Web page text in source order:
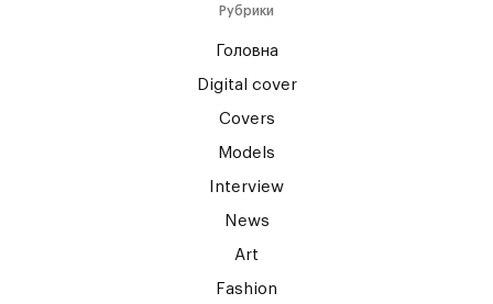
Рубрики
Головна
Digital cover
Covers
Models
Interview
News
Art
Fashion